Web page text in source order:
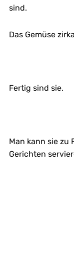
sind.
Das Gemüse
Fertig sind sie.
Man kann sie zu
Gerichten